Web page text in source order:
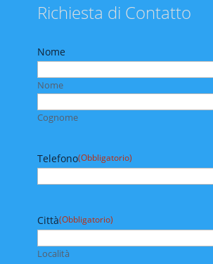
Richiesta di Contatto
Nome
Nome
Cognome
Telefono(Obbligatorio)
Città(Obbligatorio)
Località